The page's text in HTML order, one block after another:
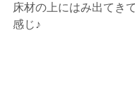
床材の上にはみ出てき
感じ♪